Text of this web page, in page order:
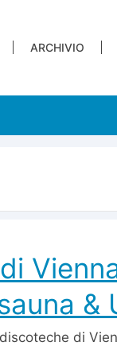
ARCHIVIO
&
di